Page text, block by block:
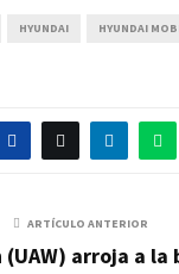
HYUNDAI HYUNDAI
ARTÍCULO ANTERIOR
(UAW) arroja a la